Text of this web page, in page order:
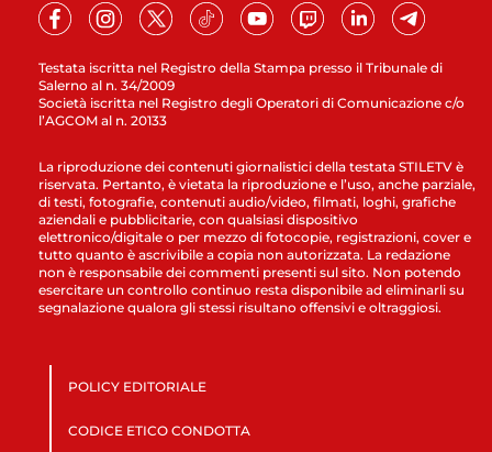
Testata iscritta nel Registro della Stampa presso il Tribunale di
Salerno al n. 34/2009
Società iscritta nel Registro degli Operatori di Comunicazione c/o
l’AGCOM al n. 20133
La riproduzione dei contenuti giornalistici della testata STILETV è
riservata. Pertanto, è vietata la riproduzione e l’uso, anche parziale,
di testi, fotografie, contenuti audio/video, filmati, loghi, grafiche
aziendali e pubblicitarie, con qualsiasi dispositivo
elettronico/digitale o per mezzo di fotocopie, registrazioni, cover e
tutto quanto è ascrivibile a copia non autorizzata. La redazione
non è responsabile dei commenti presenti sul sito. Non potendo
esercitare un controllo continuo resta disponibile ad eliminarli su
segnalazione qualora gli stessi risultano offensivi e oltraggiosi.
POLICY EDITORIALE
CODICE ETICO CONDOTTA